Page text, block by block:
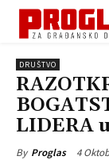
DRUŠTVO
LIDERA
By Proglas 4